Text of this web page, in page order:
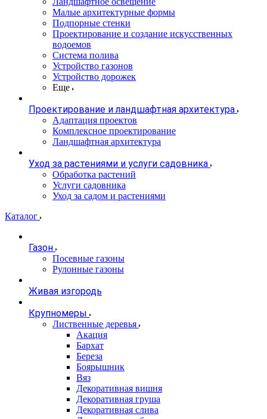
Малые архитектурные формы
Подпорные стенки
Проектирование и создание искусственных
водоемов
Система полива
Устройство газонов
Устройство дорожек
Еще
Проектирование и ландшафтная архитектура
Адаптация проектов
Комплексное проектирование
Ландшафтная архитектура
Уход за растениями и услуги садовника
Обработка растений
Услуги садовника
Уход за садом и растениями
Каталог
Газон
Посевные газоны
Рулонные газоны
Живая изгородь
Крупномеры
Лиственные деревья
Акация
Бархат
Береза
Боярышник
Вяз
Декоративная вишня
Декоративная груша
Декоративная слива